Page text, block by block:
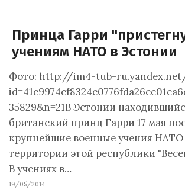
Принца Гарри
учениям НАТО в Эстонии
Фото: http://im4-tub-
35829&n=21В Эстонии
британский принц Гарри 17 мая
крупнейшие военные учения НАТО
территории этой республики
В учениях в…
19/05/2014